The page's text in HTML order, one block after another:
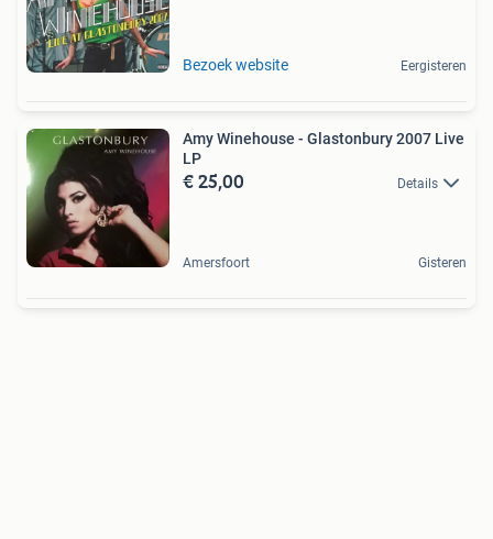
Bezoek website Eergisteren
Amy Winehouse - Glastonbury 2007 Live
LP
€ 25,00 Details
Amersfoort Gisteren